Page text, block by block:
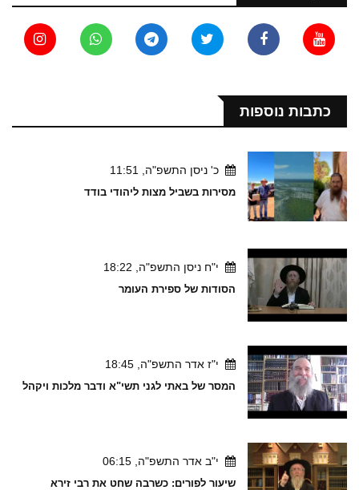
כתבות נוספות
כ' ניסן התשפ"ה, 11:51
מסירות בשביל מצות ליהודי בודד
י"ח ניסן התשפ"ה, 18:22
הסודות של ספירת העומר
י"ז אדר התשפ"ה, 18:45
המסר של באתי לגני תשי"א ודבר מלכות ויקהל
י"ב אדר התשפ"ה, 06:15
שיעור לפורים: כשרבה שחט את רבי זירא